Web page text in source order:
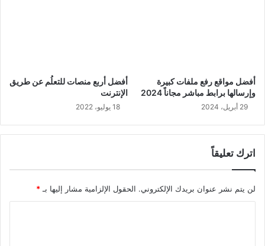
أفضل مواقع رفع ملفات كبيرة
وإرسالها برابط مباشر مجاناً 2024
29 أبريل، 2024
أفضل أربع منصات للتعلُم عن طريق
الإنترنت
18 يوليو، 2022
اترك تعليقاً
لن يتم نشر عنوان بريدك الإلكتروني. الحقول الإلزامية مشار إليها بـ *